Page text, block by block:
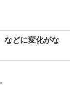
などに変化がな